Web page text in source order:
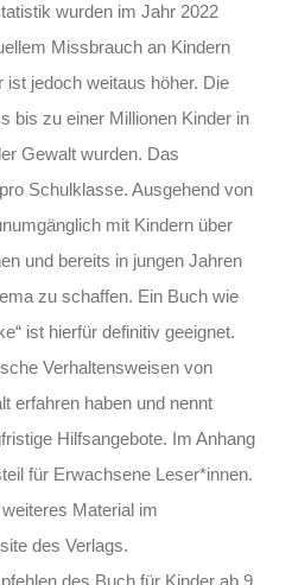
wurden im Jahr 2022
Missbrauch an Kindern
jedoch weitaus höher. Die
bis zu einer Millionen Kinder in
Gewalt wurden. Das
Schulklasse. Ausgehend von
mit Kindern über
und bereits in jungen Jahren
zu schaffen. Ein Buch wie
ist hierfür definitiv geeignet.
Verhaltensweisen von
erfahren haben und nennt
Hilfsangebote. Im Anhang
für Erwachsene Leser*innen.
Material im
des Verlags.